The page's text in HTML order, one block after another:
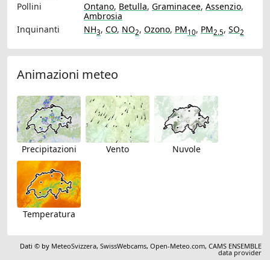
Pollini
Ontano, Betulla, Graminacee, Assenzio,
Ambrosia
Inquinanti
NH3, CO, NO2, Ozono, PM10, PM2.5, SO2
Animazioni meteo
Precipitazioni Vento Nuvole
Temperatura
Dati © by MeteoSvizzera,SwissWebcams,Open-Meteo.com,CAMS ENSEMBLE
data provider